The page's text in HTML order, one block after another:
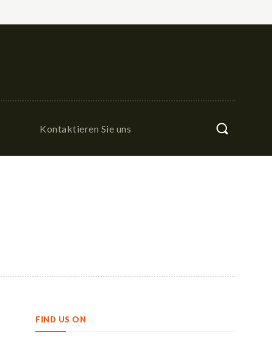
Kontaktieren Sie uns
FIND US ON